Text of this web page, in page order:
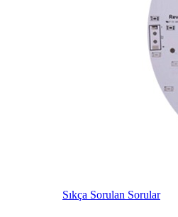
Sıkça Sorulan Sorular